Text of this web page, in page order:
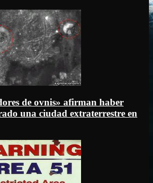
de ovnis» afirman haber
una ciudad extraterrestre en